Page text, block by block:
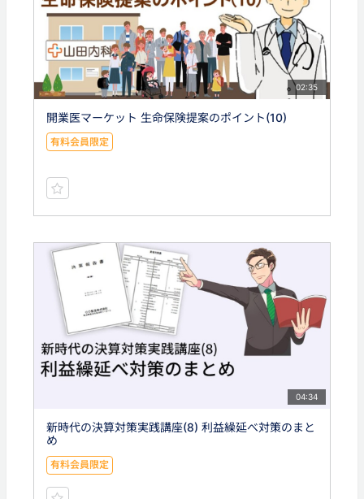
02:35
開業医マーケット 生命保険提案のポイント(10)
有料会員限定
04:34
新時代の決算対策実践講座(8) 利益繰延べ対策のまと
め
有料会員限定